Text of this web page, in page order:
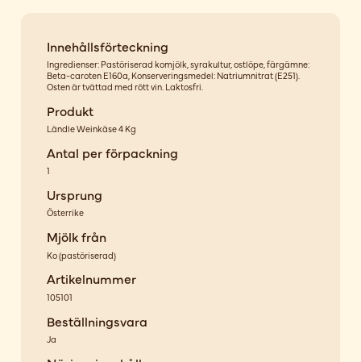
Innehållsförteckning
Ingredienser: Pastöriserad komjölk, syrakultur, ostlöpe, färgämne:
Beta-caroten E160a, Konserveringsmedel: Natriumnitrat (E251).
Osten är tvättad med rött vin. Laktosfri.
Produkt
Ländle Weinkäse 4 Kg
Antal per förpackning
1
Ursprung
Österrike
Mjölk från
Ko(pastöriserad)
Artikelnummer
105101
Beställningsvara
Ja